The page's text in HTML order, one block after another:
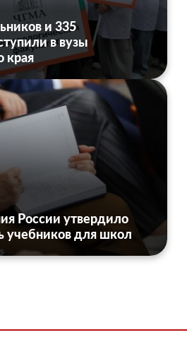
и 335
в вузы
края
России утвердило
учебников для школ